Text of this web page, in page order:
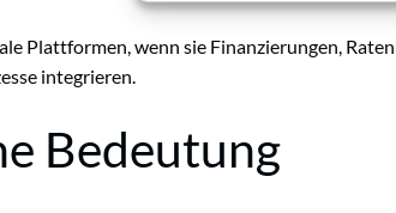
Plattformen, wenn sie Finanzierungen,
integrieren.
Bedeutung